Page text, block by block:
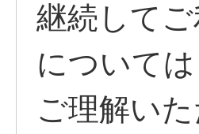
継続して
については
ご理解い